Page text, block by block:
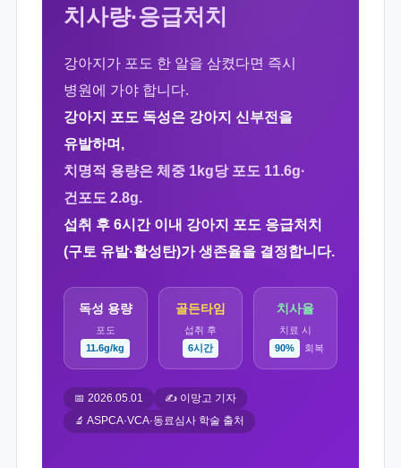
치사량·응급처치
강아지가 포도 한 알을 삼켰다면 즉시
병원에 가야 합니다.
강아지 포도 독성은 강아지 신부전을
유발하며,
치명적 용량은 체중 1kg당 포도 11.6g·
건포도 2.8g.
섭취 후 6시간 이내 강아지 포도 응급처치
(구토 유발·활성탄)가 생존율을 결정합니다.
독성 용량
포도
11.6g/kg
골든타임
섭취 후
6시간
치사율
치료 시
90%
회복
📅 2026.05.01 ✍️ 이망고 기자
🔬 ASPCA·VCA·동료심사 학술 출처